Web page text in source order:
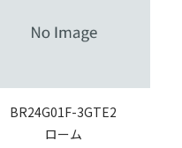
BR24G01F-3GTE2
ローム